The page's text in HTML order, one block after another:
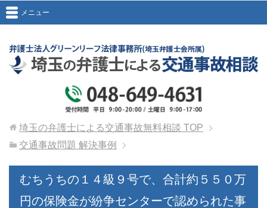
メニュー
埼玉の弁護士による交通事故無料相談 TOP
交通事故問題 解決事例
むちうちの１４級９号で、合計約５５０万
円の保険金が紛争センターで認められた事